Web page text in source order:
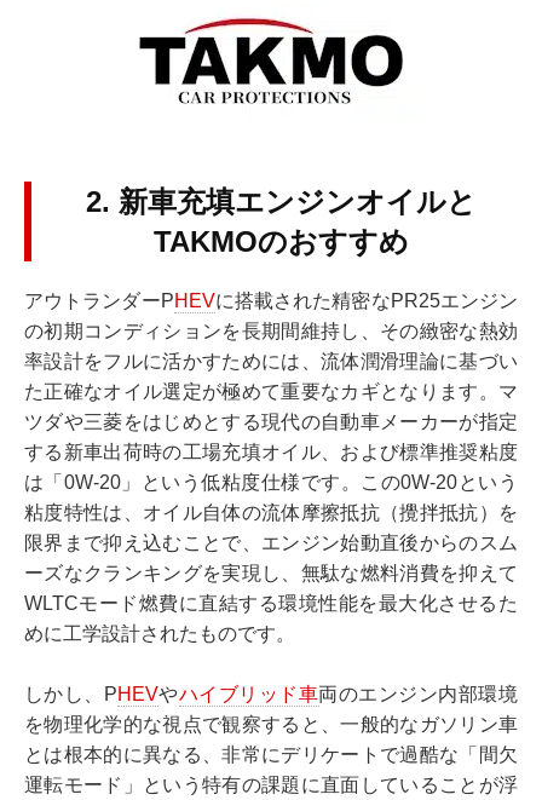
2. 新車充填エンジンオイルと
TAKMOのおすすめ
アウトランダーPHEVに搭載された精密なPR25エンジン
の初期コンディションを長期間維持し、その緻密な熱効
率設計をフルに活かすためには、流体潤滑理論に基づい
た正確なオイル選定が極めて重要なカギとなります。マ
ツダや三菱をはじめとする現代の自動車メーカーが指定
する新車出荷時の工場充填オイル、および標準推奨粘度
は「0W-20」という低粘度仕様です。この0W-20という
粘度特性は、オイル自体の流体摩擦抵抗（攪拌抵抗）を
限界まで抑え込むことで、エンジン始動直後からのスム
ーズなクランキングを実現し、無駄な燃料消費を抑えて
WLTCモード燃費に直結する環境性能を最大化させるた
めに工学設計されたものです。
しかし、PHEVやハイブリッド車両のエンジン内部環境
を物理化学的な視点で観察すると、一般的なガソリン車
とは根本的に異なる、非常にデリケートで過酷な「間欠
運転モード」という特有の課題に直面していることが浮